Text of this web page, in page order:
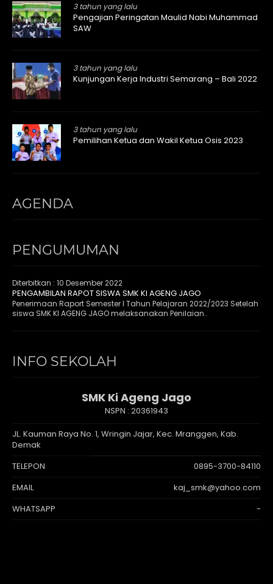
3 tahun yang lalu
Pengajian Peringatan Maulid Nabi Muhammad
SAW
3 tahun yang lalu
Kunjungan Kerja Industri Semarang – Bali 2022
3 tahun yang lalu
Pemilihan Ketua dan Wakil Ketua Osis 2023
AGENDA
PENGUMUMAN
Diterbitkan : 10 Desember 2022
PENGAMBILAN RAPOT SISWA SMK KI AGENG JAGO
Penerimaan Raport Semester I Tahun Pelajaran 2022/2023 Setelah
siswa SMK KI AGENG JAGO melaksanakan Penilaian..
INFO SEKOLAH
SMK Ki Ageng Jago
NSPN : 20361943
JL. Kauman Raya No. 1, Wringin Jajar, Kec. Mranggen, Kab.
Demak
TELEPON
0895-3700-84110
EMAIL
kaj_smk@yahoo.com
WHATSAPP
-